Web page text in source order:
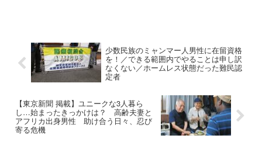
少数民族のミャンマー人男性に在留資格
を！／できる範囲内でやることは申し訳
なくない／ホームレス状態だった難民認
定者
【東京新聞 掲載】ユニークな3人暮ら
し…始まったきっかけは？ 高齢夫妻と
アフリカ出身男性 助け合う日々、忍び
寄る危機